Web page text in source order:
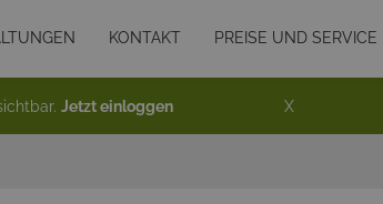
KONTAKT PREISE UND SERVICE
Jetzt einloggen X